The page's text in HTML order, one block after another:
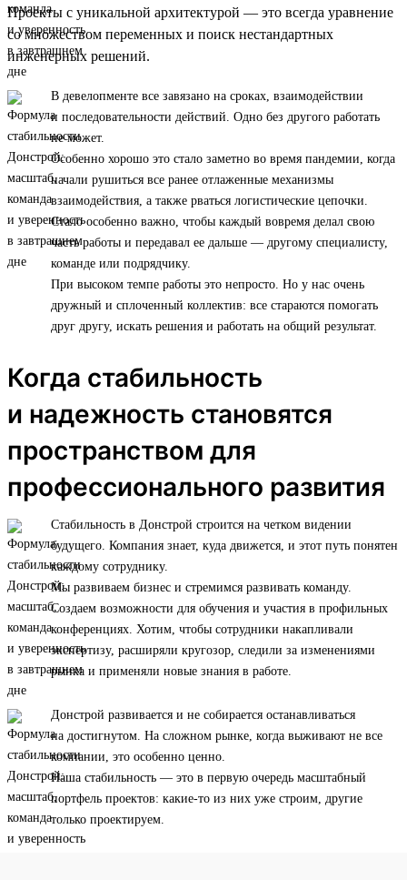
Проекты с уникальной архитектурой — это всегда уравнение
со множеством переменных и поиск нестандартных
инженерных решений.
В девелопменте все завязано на сроках, взаимодействии
и последовательности действий. Одно без другого работать
не может.
Особенно хорошо это стало заметно во время пандемии, когда
начали рушиться все ранее отлаженные механизмы
взаимодействия, а также рваться логистические цепочки.
Стало особенно важно, чтобы каждый вовремя делал свою
часть работы и передавал ее дальше — другому специалисту,
команде или подрядчику.
При высоком темпе работы это непросто. Но у нас очень
дружный и сплоченный коллектив: все стараются помогать
друг другу, искать решения и работать на общий результат.
Когда стабильность
и надежность становятся
пространством для
профессионального развития
Стабильность в Донстрой строится на четком видении
будущего. Компания знает, куда движется, и этот путь понятен
каждому сотруднику.
Мы развиваем бизнес и стремимся развивать команду.
Создаем возможности для обучения и участия в профильных
конференциях. Хотим, чтобы сотрудники накапливали
экспертизу, расширяли кругозор, следили за изменениями
рынка и применяли новые знания в работе.
Донстрой развивается и не собирается останавливаться
на достигнутом. На сложном рынке, когда выживают не все
компании, это особенно ценно.
Наша стабильность — это в первую очередь масштабный
портфель проектов: какие-то из них уже строим, другие
только проектируем.